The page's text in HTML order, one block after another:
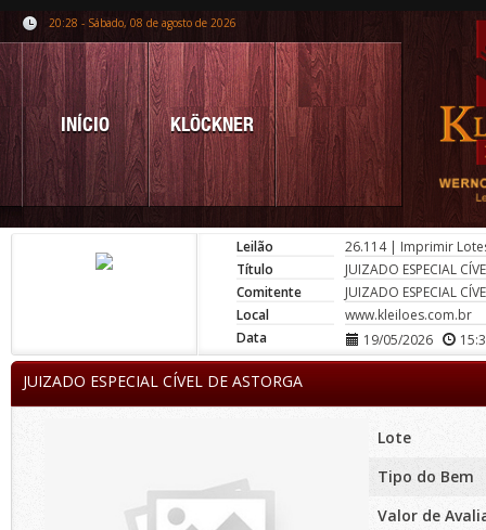
20:28 - Sábado, 08 de agosto de 2026
INÍCIO KLÖCKNER
Leilão 26.114| Imprimir
Título
JUIZADO ESPECIAL
Comitente
JUIZADO ESPECIAL
Local
www.kleiloes.com.br
Data
19/05/2026
JUIZADO ESPECIAL CÍVEL DE ASTORGA
Lote
Tipo do Bem
Valor de